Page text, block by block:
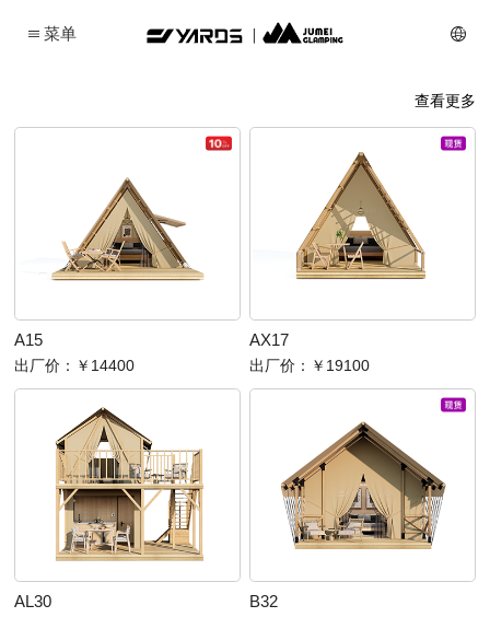
菜单
查看更多
A15
出厂价： ￥14400
AX17
出厂价： ￥19100
AL30 B32